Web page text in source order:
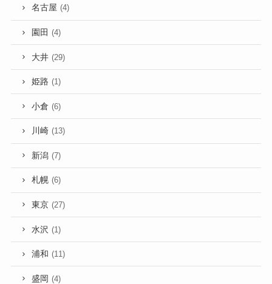
名古屋 (4)
園田 (4)
大井 (29)
姫路 (1)
小倉 (6)
川崎 (13)
新潟 (7)
札幌 (6)
東京 (27)
水沢 (1)
浦和 (11)
盛岡 (4)